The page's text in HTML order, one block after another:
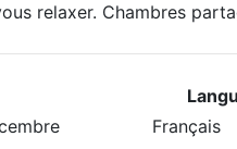
relaxer. Chambres
Français